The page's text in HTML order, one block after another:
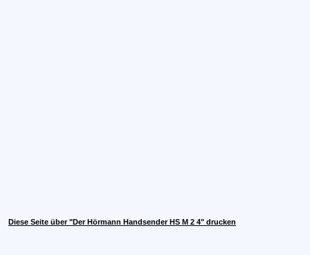
Diese Seite über "Der Hörmann Handsender HS M 2 4" drucken